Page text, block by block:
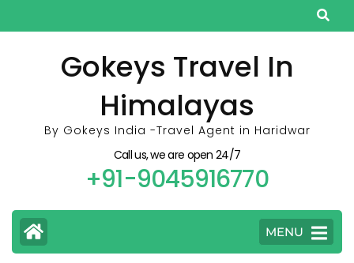
to
Gokeys Travel In
Himalayas
By Gokeys India -Travel Agent in Haridwar
Call us, we are open 24/7
+91-9045916770
MENU